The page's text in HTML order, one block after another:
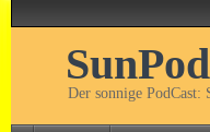
SunPod
Der sonnige PodCast: